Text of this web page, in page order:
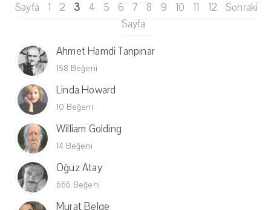
Sayfa
1 2 3 4 5 6 7 8 9 10 11 12
Sonraki
Sayfa
Ahmet Hamdi Tanpınar
158 Beğeni
Linda Howard
10 Beğeni
William Golding
14 Beğeni
Oğuz Atay
666 Beğeni
Murat Belge